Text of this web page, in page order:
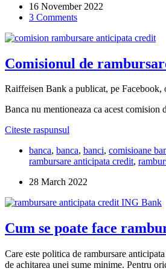
desi
am
anticipat
creditul.
E
posibil
asa
ceva?
16 November 2022
3 Comments
Comisionul de
Raiffeisen Bank a publicat, pe
Banca nu mentioneaza ca acest
Citeste raspunsul
rambursare
anticipata
aplica
creditelor
dobanda
fixa,
nu
si
creditelor
banca, banca, banci, comisioane
rambursare anticipata credit,
28 March 2022
Cum se poate face
Care este politica de rambursare
de achitarea unei sume minime. Pentru